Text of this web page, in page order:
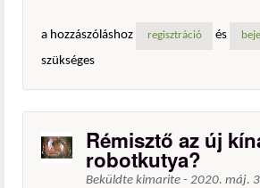
a hozzászóláshoz
regisztráció és
szükséges
Rémisztő az új
robotkutya?
Beküldte kimarite - 2020. máj.